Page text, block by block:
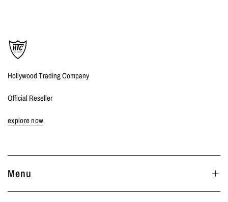
Hollywood Trading Company
Official Reseller
explore now
Menu